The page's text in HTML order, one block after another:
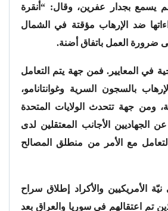
يسمع بجدار عفرين، وقال: “أنقرة
ضد الإرهاب مؤقتة في الشمال
ضرورة العمل باتفاق أضنة.
في المعايير. فمن جهة يتم التعامل
بالسجون السرية وغوانتانامو،
ومن جهة تتحدث الولايات المتحدة
الجهاديين الأجانب المعتقلين لدى
مع الأمر من منطلق المصالح
الأمريكيين والأكراد إطلاق سراح
تم اعتقالهم في سوريا والعراق بعد